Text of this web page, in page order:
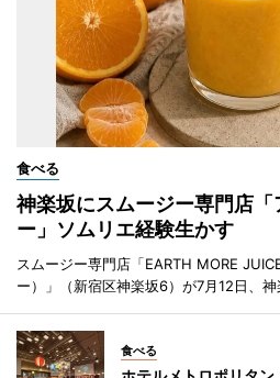
食べる
神楽坂にスムージー専門店
ー」ソムリエ経験生かす
スムージー専門店「EARTH MORE
ー）」（新宿区神楽坂6）が7月12日、神
食べる